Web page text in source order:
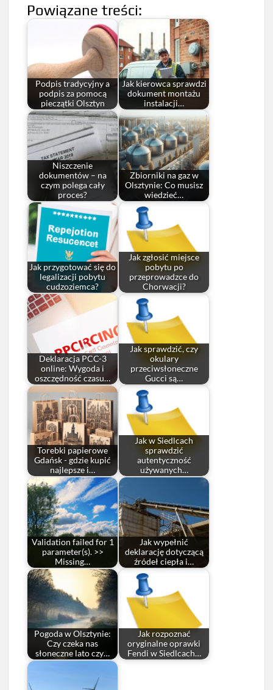
Powiązane treści:
Podpis tradycyjny a
podpis za pomocą
pieczątki Olsztyn
Jak kierowca sprawdzi
dokument montażu
instalacji…
Niszczenie
dokumentów – na
czym polega cały
proces?
Zbiorniki na gaz w
Olsztynie: Co musisz
wiedzieć…
Jak przygotować się do
legalizacji pobytu
cudzoziemca?
Jak zgłosić miejsce
pobytu po
przeprowadzce do
Chorwacji?
Deklaracja PCC-3
online: Wygoda i
oszczędność czasu…
Jak sprawdzić, czy
okulary
przeciwsłoneczne
Gucci są…
Torebki papierowe
Gdańsk - gdzie kupić
najlepsze i…
Jak w Siedlcach
sprawdzić
autentyczność
używanych…
Validation failed for 1
parameter(s). >>
Missing…
Jak wypełnić
deklarację dotyczącą
źródeł ciepła i…
Pogoda w Olsztynie:
Czy czeka nas
słoneczne lato czy…
Jak rozpoznać
oryginalne oprawki
Fendi w Siedlcach…